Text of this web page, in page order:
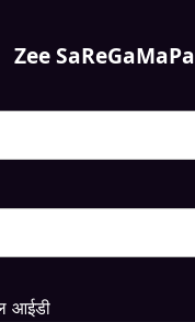
Zee SaReGaMaPa
आईडी